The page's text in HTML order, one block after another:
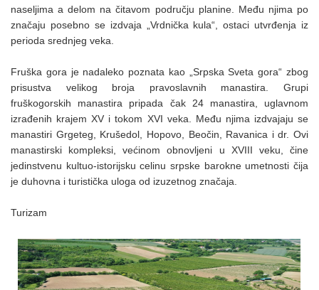
naseljima a delom na čitavom području planine. Među njima po
značaju posebno se izdvaja „Vrdnička kula“, ostaci utvrđenja iz
perioda srednjeg veka.
Fruška gora je nadaleko poznata kao „Srpska Sveta gora“ zbog
prisustva velikog broja pravoslavnih manastira. Grupi
fruškogorskih manastira pripada čak 24 manastira, uglavnom
izrađenih krajem XV i tokom XVI veka. Među njima izdvajaju se
manastiri Grgeteg, Krušedol, Hopovo, Beočin, Ravanica i dr. Ovi
manastirski kompleksi, većinom obnovljeni u XVIII veku, čine
jedinstvenu kultuo-istorijsku celinu srpske barokne umetnosti čija
je duhovna i turistička uloga od izuzetnog značaja.
Turizam